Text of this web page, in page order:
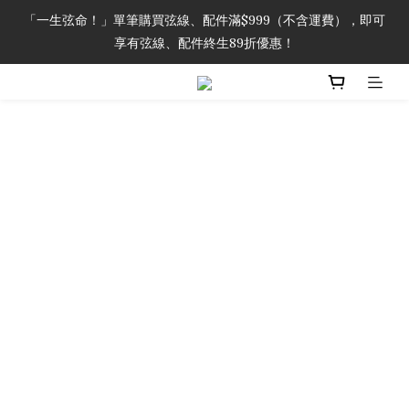
「一生弦命！」單筆購買弦線、配件滿$999（不含運費），即可
享有弦線、配件終生89折優惠！
「一生弦命！」單筆購買弦線、配件滿$999（不含運費），即可
享有弦線、配件終生89折優惠！
加入會員即領2000元購物金。 加入購物車查看更多折扣！